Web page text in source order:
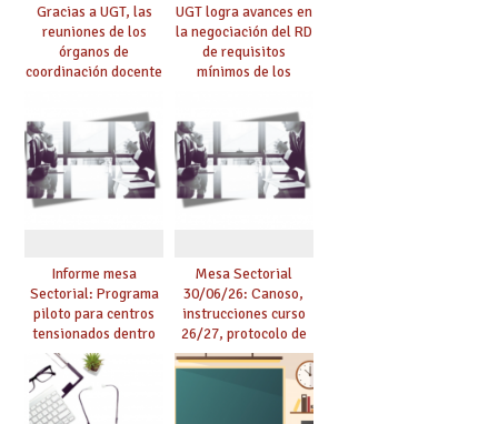
Gracias a UGT, las
reuniones de los
órganos de
coordinación docente
de manera
telemática, sin exigir
presencialidad en el
centro
UGT logra avances en
la negociación del RD
de requisitos
mínimos de los
exige al Ministerio
que los compromisos
se materialicen con
la mayor agilidad
posible
Informe mesa
Sectorial: Programa
piloto para centros
tensionados dentro
del marco del
Acuerdo de Mejoras y
evaluación del curso
25/26
Mesa Sectorial
30/06/26: Canoso,
instrucciones curso
26/27, protocolo de
agresiones.